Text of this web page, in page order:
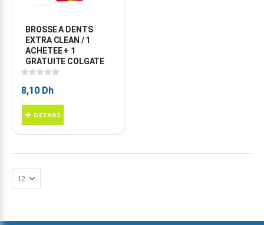
BROSSE A DENTS
EXTRA CLEAN / 1
ACHETEE + 1
GRATUITE COLGATE
8,10 Dh
DETAILS